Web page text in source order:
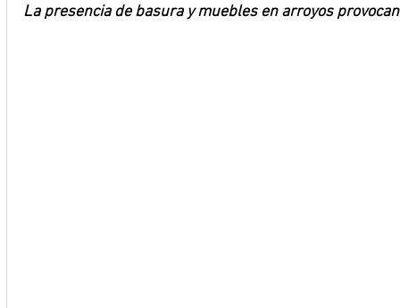
La presencia de basura y muebles en arroyos